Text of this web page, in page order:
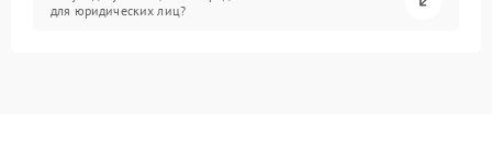
для юридических лиц?